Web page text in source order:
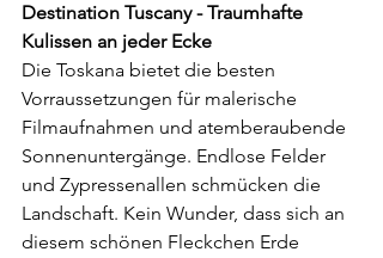
Destination Tuscany - Traumhafte
Kulissen an jeder Ecke
Die Toskana bietet die besten
Vorraussetzungen für malerische
Filmaufnahmen und atemberaubende
Sonnenuntergänge. Endlose Felder
und Zypressenallen schmücken die
Landschaft. Kein Wunder, dass sich an
diesem schönen Fleckchen Erde